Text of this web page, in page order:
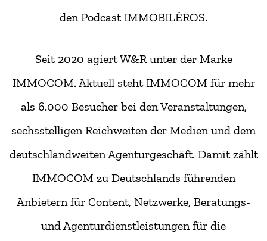
den Podcast IMMOBILÈROS.
Seit 2020 agiert W&R unter der Marke
IMMOCOM. Aktuell steht IMMOCOM für mehr
als 6.000 Besucher bei den Veranstaltungen,
sechsstelligen Reichweiten der Medien und dem
deutschlandweiten Agenturgeschäft. Damit zählt
IMMOCOM zu Deutschlands führenden
Anbietern für Content, Netzwerke, Beratungs-
und Agenturdienstleistungen für die